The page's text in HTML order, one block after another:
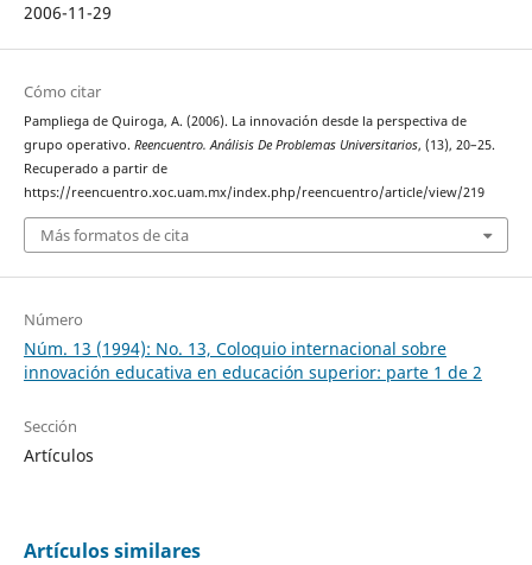
2006-11-29
Cómo citar
Pampliega de Quiroga, A. (2006). La innovación desde la perspectiva de
grupo operativo. Reencuentro. Análisis De Problemas Universitarios, (13), 20–25.
Recuperado a partir de
https://reencuentro.xoc.uam.mx/index.php/reencuentro/article/view/219
Más formatos de cita
Número
Núm. 13 (1994): No. 13, Coloquio internacional sobre
innovación educativa en educación superior: parte 1 de 2
Sección
Artículos
Artículos similares